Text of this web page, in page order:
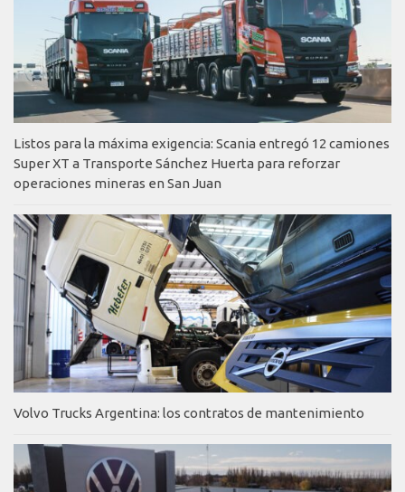
Listos para la máxima exigencia: Scania entregó 12 camiones
Super XT a Transporte Sánchez Huerta para reforzar
operaciones mineras en San Juan
Volvo Trucks Argentina: los contratos de mantenimiento